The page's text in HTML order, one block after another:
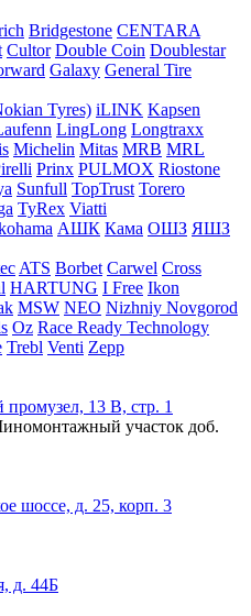
Bridgestone CENTARA
Cultor Double Coin Doublestar
Galaxy General Tire
Tyres) iLINK Kapsen
LingLong Longtraxx
Michelin Mitas MRB MRL
Prinx PULMOX Riostone
Sunfull TopTrust Torero
TyRex Viatti
АШК Кама ОШЗ ЯШЗ
ATS Borbet Carwel Cross
HARTUNG I Free Ikon
MSW NEO Nizhniy Novgorod
Oz Race Ready Technology
Trebl Venti Zepp
13 В, стр. 1
участок доб.
шоссе, д. 25, корп. 3
д. 44Б